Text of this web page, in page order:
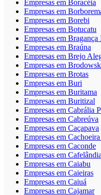
Empresas em Boracéia
Empresas em
Empresas em Borebi
Empresas em Botucatu
Empresas em Bragança
Empresas em Braúna
Empresas em Brejo
Empresas em
Empresas em Brotas
Empresas em Buri
Empresas em Buritama
Empresas em Buritizal
Empresas em Cabrália
Empresas em Cabreúva
Empresas em Caçapava
Empresas em
Empresas em Caconde
Empresas em Cafelândia
Empresas em Caiabu
Empresas em Caieiras
Empresas em Caiuá
Empresas em Cajamar